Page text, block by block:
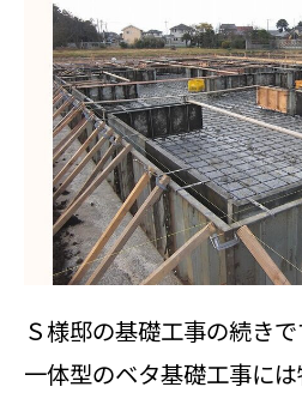
Ｓ様邸の基礎工事の続きで
一体型のベタ基礎工事に